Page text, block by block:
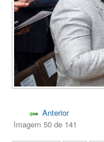
Anterior
Imagem 50 de 141